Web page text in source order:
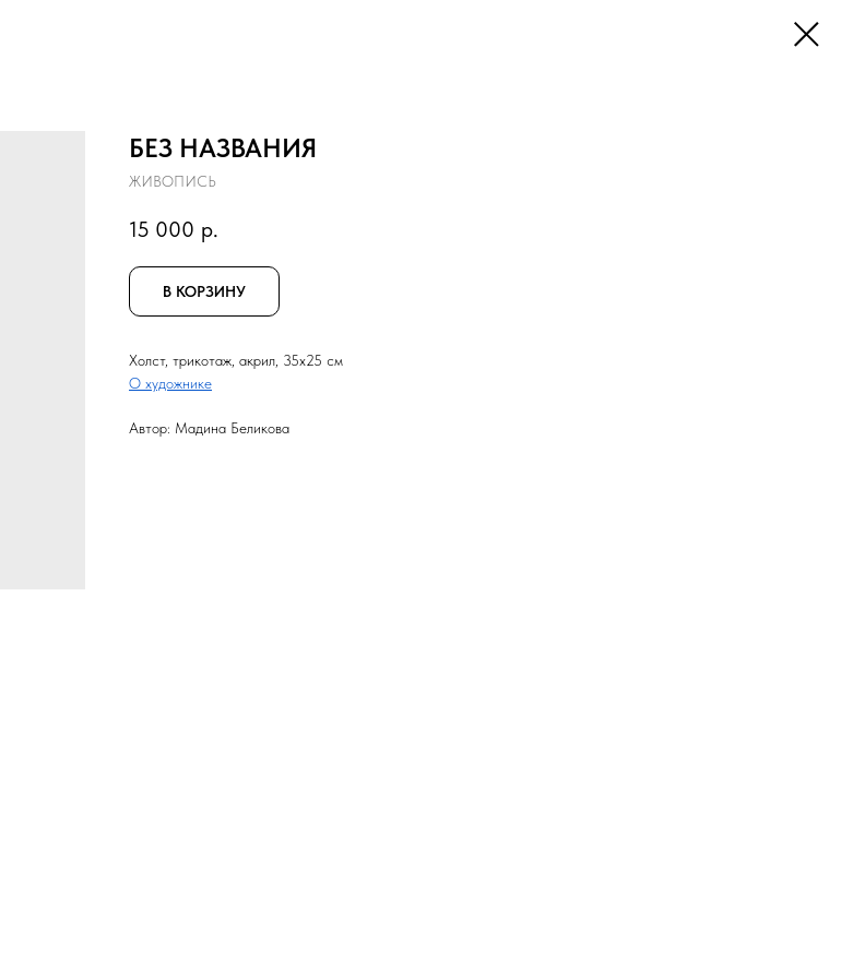
БЕЗ НАЗВАНИЯ
ЖИВОПИСЬ
15 000 р.
В КОРЗИНУ
Холст, трикотаж, акрил, 35x25 см
О художнике
Автор: Мадина Беликова